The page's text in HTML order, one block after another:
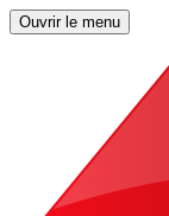
Ouvrir le menu